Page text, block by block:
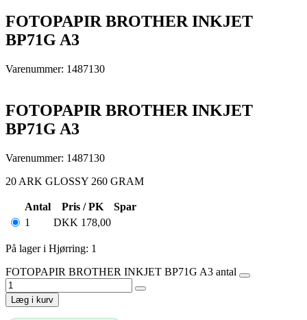
FOTOPAPIR BROTHER INKJET
BP71G A3
Varenummer: 1487130
FOTOPAPIR BROTHER INKJET
BP71G A3
Varenummer: 1487130
20 ARK GLOSSY 260 GRAM
Antal Pris / PK
Spar
1
DKK 178,00
På lager i Hjørring: 1
FOTOPAPIR BROTHER INKJET BP71G A3 antal
Læg i kurv